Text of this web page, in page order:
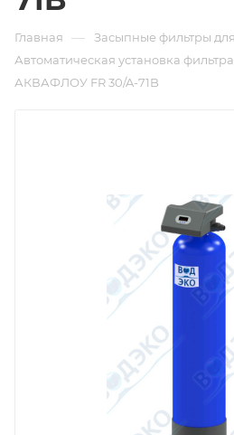
Главная — Засыпные фильтры
Автоматическая установка
АКВАФЛОУ FR 30/A-71B